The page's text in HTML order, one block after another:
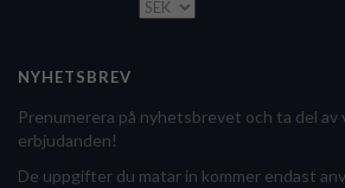
NYHETSBREV
Prenumerera på nyhetsbrevet och ta del av
erbjudanden!
De uppgifter du matar in kommer endast